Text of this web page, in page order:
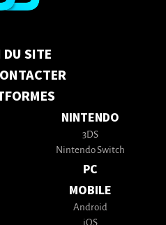
SITE
NINTENDO
3DS
Nintendo Switch
PC
MOBILE
Android